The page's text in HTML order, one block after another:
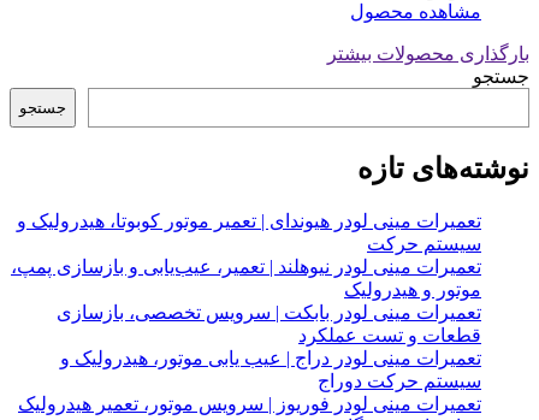
مشاهده محصول
بارگذاری محصولات بیشتر
جستجو
جستجو
نوشته‌های تازه
تعمیرات مینی لودر هیوندای | تعمیر موتور کوبوتا، هیدرولیک و
سیستم حرکت
تعمیرات مینی لودر نیوهلند | تعمیر، عیب‌یابی و بازسازی پمپ،
موتور و هیدرولیک
تعمیرات مینی لودر بابکت | سرویس تخصصی، بازسازی
قطعات و تست عملکرد
تعمیرات مینی لودر دراج | عیب یابی موتور، هیدرولیک و
سیستم حرکت دوراج
تعمیرات مینی لودر فوریوز | سرویس موتور، تعمیر هیدرولیک